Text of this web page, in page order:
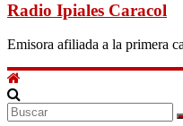
Radio Ipiales Caracol
Emisora afiliada a la primera